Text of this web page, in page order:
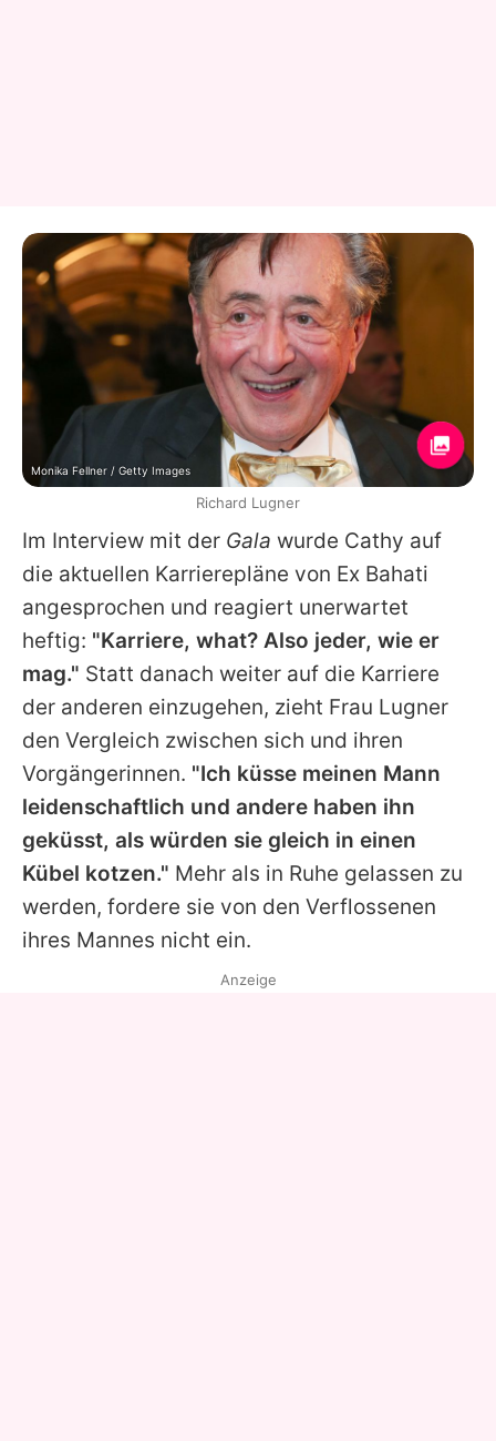
Im Interview mit der Gala wurde Cathy auf
die aktuellen Karrierepläne von Ex Bahati
angesprochen und reagiert unerwartet
heftig: "Karriere, what? Also jeder, wie er
mag." Statt danach weiter auf die Karriere
der anderen einzugehen, zieht Frau Lugner
den Vergleich zwischen sich und ihren
Vorgängerinnen. "Ich küsse meinen Mann
leidenschaftlich und andere haben ihn
geküsst, als würden sie gleich in einen
Kübel kotzen." Mehr als in Ruhe gelassen zu
werden, fordere sie von den Verflossenen
ihres Mannes nicht ein.
Monika Fellner / Getty Images
Richard Lugner
Anzeige